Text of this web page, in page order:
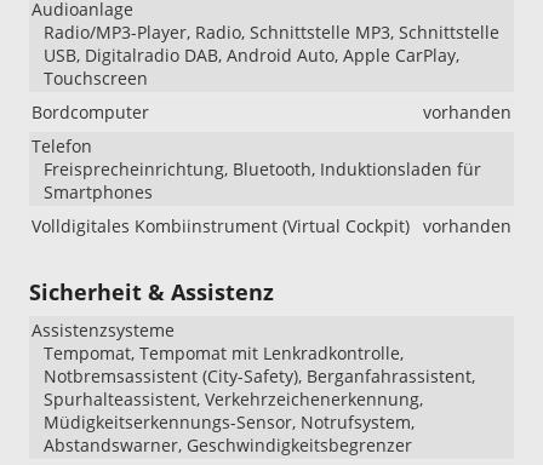
Audioanlage
Radio/MP3-Player, Radio, Schnittstelle MP3, Schnittstelle
USB, Digitalradio DAB, Android Auto, Apple CarPlay,
Touchscreen
Bordcomputer
vorhanden
Telefon
Freisprecheinrichtung, Bluetooth, Induktionsladen für
Smartphones
Volldigitales Kombiinstrument (Virtual Cockpit) vorhanden
Sicherheit & Assistenz
Assistenzsysteme
Tempomat, Tempomat mit Lenkradkontrolle,
Notbremsassistent (City-Safety), Berganfahrassistent,
Spurhalteassistent, Verkehrzeichenerkennung,
Müdigkeitserkennungs-Sensor, Notrufsystem,
Abstandswarner, Geschwindigkeitsbegrenzer